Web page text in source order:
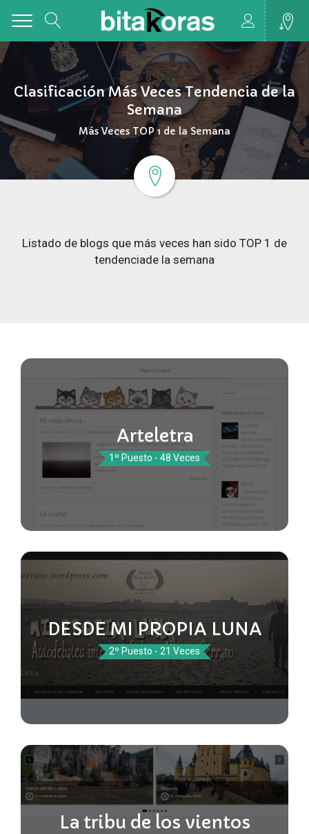
Clasificación Más Veces Tendencia de la
Semana
Más Veces TOP 1 de la Semana
Listado de blogs que más veces han sido TOP 1 de
tendenciade la semana
Arteletra
1º Puesto - 48 Veces
DESDE MI PROPIA LUNA
2º Puesto - 21 Veces
La tribu de los vientos